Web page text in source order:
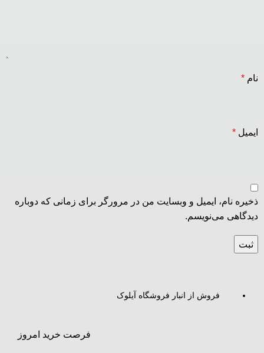
نام *
ایمیل *
ذخیره نام، ایمیل و وبسایت من در مرورگر برای زمانی که دوباره
دیدگاهی می‌نویسم.
فروش از انبار فروشگاه آیلوک
فرصت خرید امروز